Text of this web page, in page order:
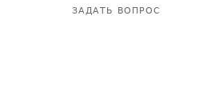
ЗАДАТЬ ВОПРОС